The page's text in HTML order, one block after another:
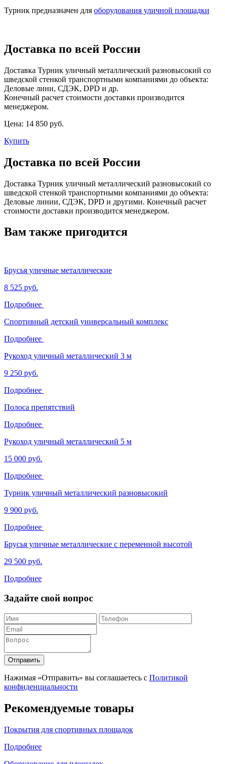
Турник предназначен для оборудования уличной площадки
Доставка по всей России
Доставка Турник уличный металлический разновысокий со
шведской стенкой транспортными компаниями до объекта:
Деловые лини, СДЭК, DPD и др.
Конечный расчет стоимости доставки производится
менеджером.
Цена: 14 850 руб.
Купить
Доставка по всей России
Доставка Турник уличный металлический разновысокий со
шведской стенкой транспортными компаниями до объекта:
Деловые линии, СДЭК, DPD и другими. Конечный расчет
стоимости доставки производится менеджером.
Вам также пригодится
Брусья уличные металлические
8 525 руб.
Подробнее
Спортивный детский универсальный комплекс
Подробнее
Рукоход уличный металлический 3 м
9 250 руб.
Подробнее
Полоса препятствий
Подробнее
Рукоход уличный металлический 5 м
15 000 руб.
Подробнее
Турник уличный металлический разновысокий
9 900 руб.
Подробнее
Брусья уличные металлические с переменной высотой
29 500 руб.
Подробнее
Задайте свой вопрос
Отправить
Нажимая «Отправить» вы соглашаетесь с Политикой
конфиденциальности
Рекомендуемые товары
Покрытия для спортивных площадок
Подробнее